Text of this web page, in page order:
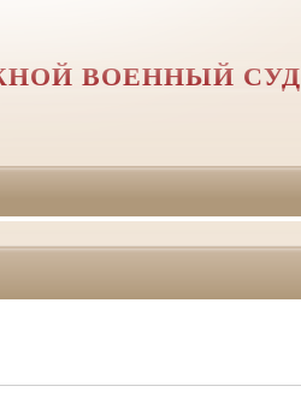
ВОЕННЫЙ СУД